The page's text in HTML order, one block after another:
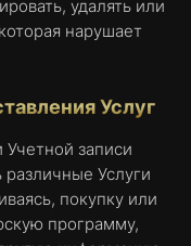
удалять или
нарушает
Услуг
записи
Услуги
покупку или
программу,
желании
их в
cookie,